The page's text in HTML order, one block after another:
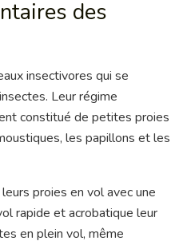
des
insectivores qui se
Leur régime
constitué de petites proies
les papillons et les
proies en vol avec une
rapide et acrobatique leur
en plein vol, même